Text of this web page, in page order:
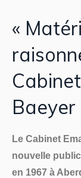
«
Baeyer
Le Cabinet
nouvelle
en 1967 à